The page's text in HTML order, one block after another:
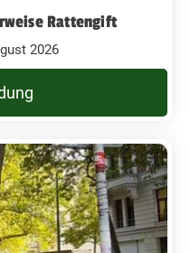
Rattengift
2026